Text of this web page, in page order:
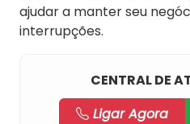
ajudar a manter seu
interrupções.
CENTRAL DE
Ligar Agora